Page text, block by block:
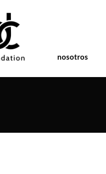
nosotros